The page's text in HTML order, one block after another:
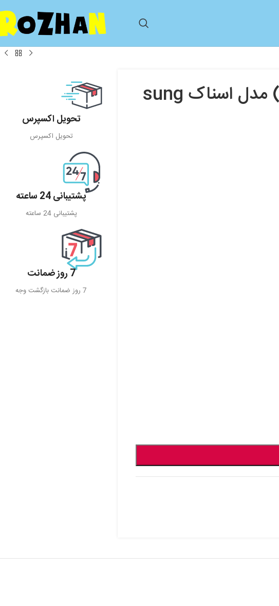
کالسکه مسافرتی (هواپیمایی) مدل اسناک sung
تحویل اکسپرس
تحویل اکسپرس
پشتیبانی 24 ساعته
پشتیبانی 24 ساعته
7 روز ضمانت
7 روز ضمانت بازگشت وجه